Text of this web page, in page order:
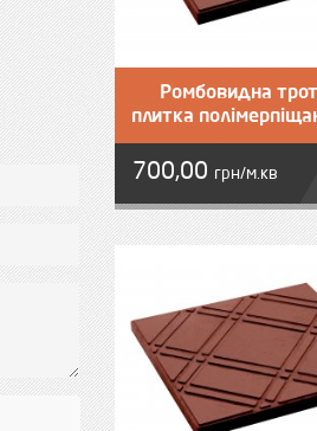
Ромбовидна
плитка
700,00 грн/м.кв